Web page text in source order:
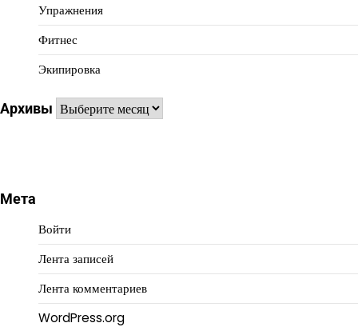
Упражнения
Фитнес
Экипировка
Архивы Архивы
Мета
Войти
Лента записей
Лента комментариев
WordPress.org